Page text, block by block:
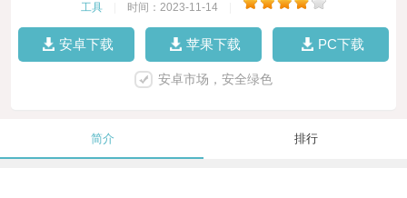
工具 时间：2023-11-14
安卓下载 苹果下载 PC下载
安卓市场，安全绿色
简介 排行